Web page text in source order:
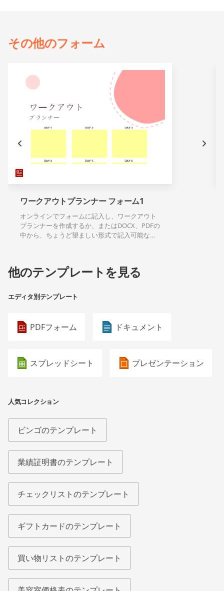
その他のフォーム
ワークアウトプランナー フォーム1
オンラインでフォームに記入し、ワークアウト
プランナーを作成するか、またはDOCX、PDFの
中から、ちょうど望ましい形式で記入可能なテ
他のテンプレートを見る
エディタ別テンプレート
PDFフォーム ドキュメント
スプレッドシート プレゼンテーション
人気コレクション
ビンゴのテンプレート
業績証明書のテンプレート
チェックリストのテンプレート
ギフトカードのテンプレート
買い物リストのテンプレート